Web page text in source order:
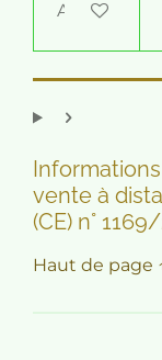
Ajouter au
vente à
(CE) n°
Haut de page